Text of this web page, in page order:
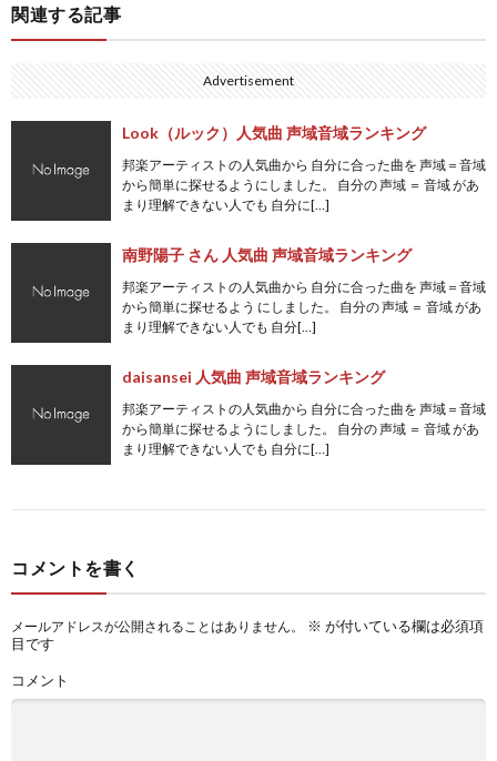
関連する記事
Advertisement
Look（ルック）人気曲 声域音域ランキング
邦楽アーティストの人気曲から 自分に合った曲を 声域＝音域
から簡単に探せるようにしました。 自分の 声域 ＝ 音域 があ
まり理解できない人でも 自分に[…]
南野陽子 さん 人気曲 声域音域ランキング
邦楽アーティストの人気曲から 自分に合った曲を 声域＝音域
から簡単に探せるよう にしました。 自分の 声域 ＝ 音域 があ
まり理解できない人でも 自分[…]
daisansei 人気曲 声域音域ランキング
邦楽アーティストの人気曲から 自分に合った曲を 声域＝音域
から簡単に探せるようにしました。 自分の 声域 ＝ 音域 があ
まり理解できない人でも 自分に[…]
コメントを書く
メールアドレスが公開されることはありません。 ※ が付いている欄は必須項
目です
コメント